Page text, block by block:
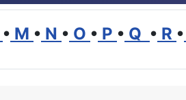
• M • N • O • P • Q • R •